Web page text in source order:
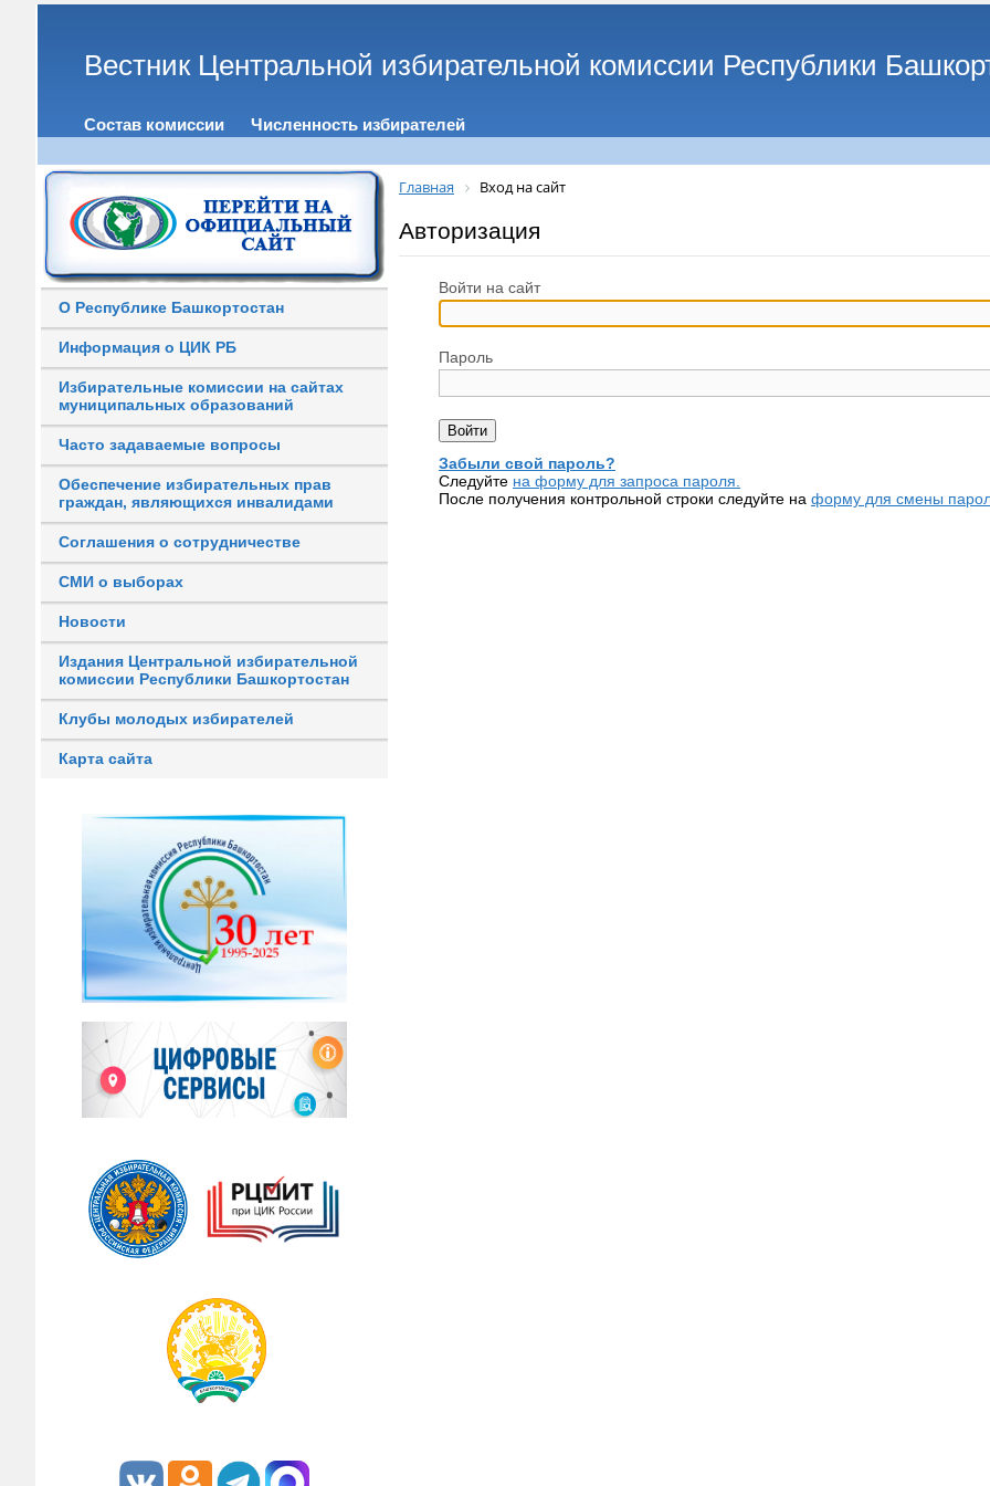
Вестник Центральной избирательной комиссии Республики
Состав комиссии Численность избирателей
О Республике Башкортостан
Информация о ЦИК РБ
Избирательные комиссии на сайтах
муниципальных образований
Часто задаваемые вопросы
Обеспечение избирательных прав
граждан, являющихся инвалидами
Соглашения о сотрудничестве
СМИ о выборах
Новости
Издания Центральной избирательной
комиссии Республики Башкортостан
Клубы молодых избирателей
Карта сайта
Главная Вход на сайт
Авторизация
Войти на сайт
Пароль
Забыли свой пароль?
Следуйте на форму для запроса пароля.
После получения контрольной строки следуйте на форму для смены